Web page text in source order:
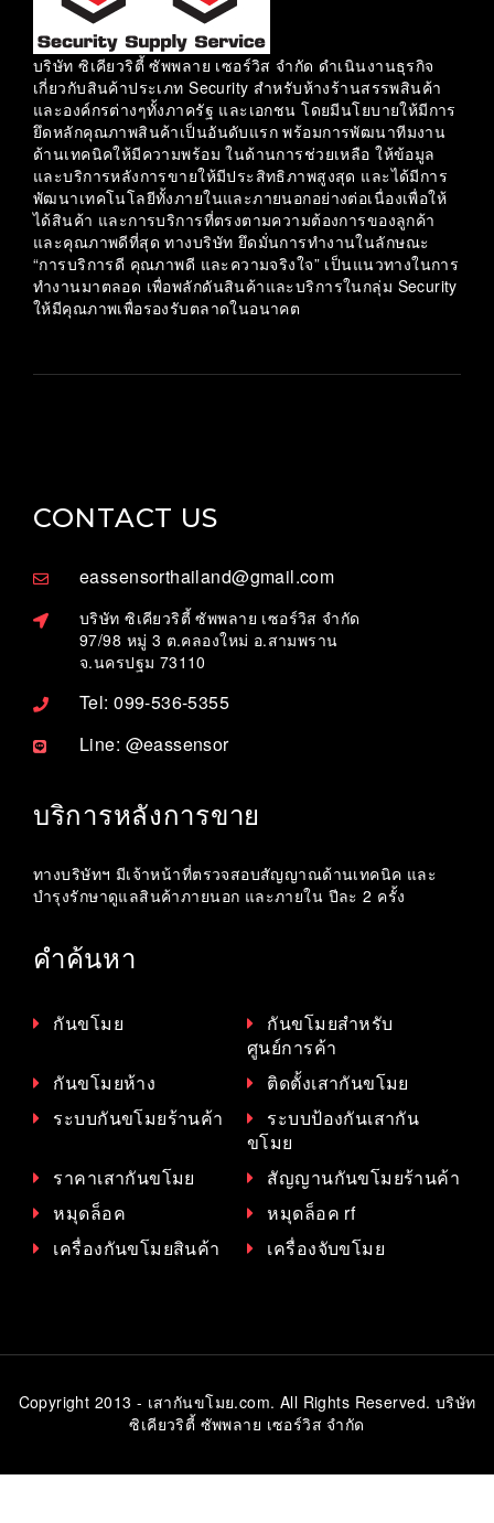
บริษัท ซิเคียวริตี้ ซัพพลาย เซอร์วิส จำกัด ดำเนินงานธุรกิจ
เกี่ยวกับสินค้าประเภท Security สำหรับห้างร้านสรรพสินค้า
และองค์กรต่างๆทั้งภาครัฐ และเอกชน โดยมีนโยบายให้มีการ
ยึดหลักคุณภาพสินค้าเป็นอันดับแรก พร้อมการพัฒนาทีมงาน
ด้านเทคนิคให้มีความพร้อม ในด้านการช่วยเหลือ ให้ข้อมูล
และบริการหลังการขายให้มีประสิทธิภาพสูงสุด และได้มีการ
พัฒนาเทคโนโลยีทั้งภายในและภายนอกอย่างต่อเนื่องเพื่อให้
ได้สินค้า และการบริการที่ตรงตามความต้องการของลูกค้า
และคุณภาพดีที่สุด ทางบริษัท ยึดมั่นการทำงานในลักษณะ
“การบริการดี คุณภาพดี และความจริงใจ” เป็นแนวทางในการ
ทำงานมาตลอด เพื่อพลักดันสินค้าและบริการในกลุ่ม Security
ให้มีคุณภาพเพื่อรองรับตลาดในอนาคต
CONTACT US
eassensorthailand@gmail.com
บริษัท ซิเคียวริตี้ ซัพพลาย เซอร์วิส จำกัด
97/98 หมู่ 3 ต.คลองใหม่ อ.สามพราน
จ.นครปฐม 73110
Tel: 099-536-5355
Line: @eassensor
บริการหลังการขาย
ทางบริษัทฯ มีเจ้าหน้าที่ตรวจสอบสัญญาณด้านเทคนิค และ
บำรุงรักษาดูแลสินค้าภายนอก และภายใน ปีละ 2 ครั้ง
คำค้นหา
กันขโมย
กันขโมยสำหรับ
ศูนย์การค้า
กันขโมยห้าง
ติดตั้งเสากันขโมย
ระบบกันขโมยร้านค้า
ระบบป้องกันเสากัน
ขโมย
ราคาเสากันขโมย
สัญญานกันขโมยร้านค้า
หมุดล็อค
หมุดล็อค rf
เครื่องกันขโมยสินค้า
เครื่องจับขโมย
Copyright 2013 - เสากันขโมย.com. All Rights Reserved. บริษัท
ซิเคียวริตี้ ซัพพลาย เซอร์วิส จำกัด